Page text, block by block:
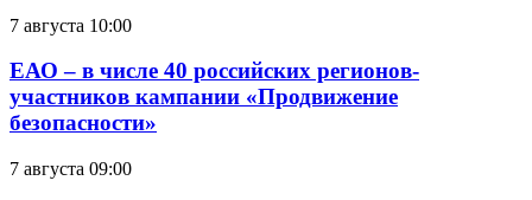
7 августа 10:00
ЕАО – в числе 40 российских регионов-
участников кампании «Продвижение
безопасности»
7 августа 09:00